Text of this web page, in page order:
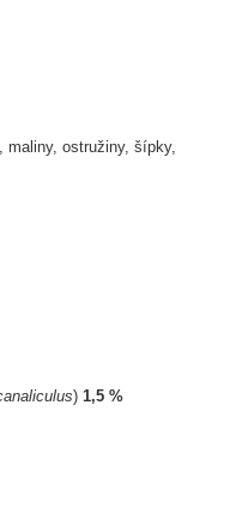
maliny, ostružiny, šípky,
)1,5 %